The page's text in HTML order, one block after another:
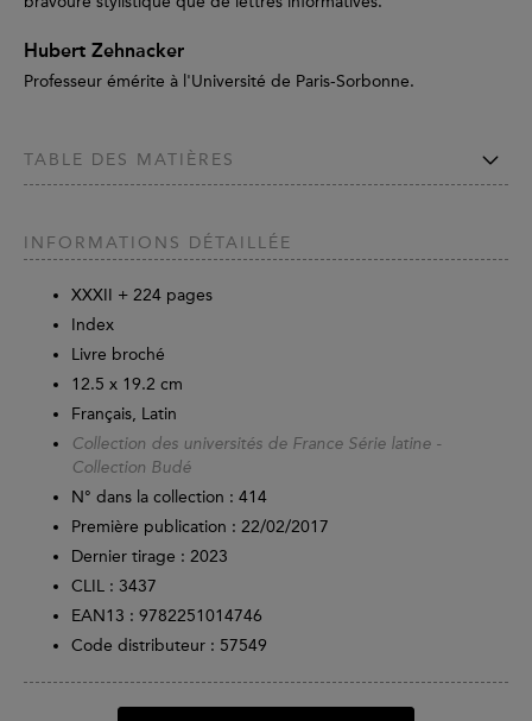
Hubert Zehnacker
Professeur émérite à l'Université de Paris-Sorbonne.
TABLE DES MATIÈRES
INFORMATIONS DÉTAILLÉE
XXXII + 224 pages
Index
Livre broché
12.5 x 19.2 cm
Français, Latin
Collection des universités de France Série latine -
Collection Budé
N° dans la collection : 414
Première publication : 22/02/2017
Dernier tirage : 2023
CLIL : 3437
EAN13 : 9782251014746
Code distributeur : 57549